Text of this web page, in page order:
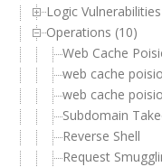
Logic
Operations (10)
Web Cache
web cache
web cache
Subdomain
Reverse Shell
Request